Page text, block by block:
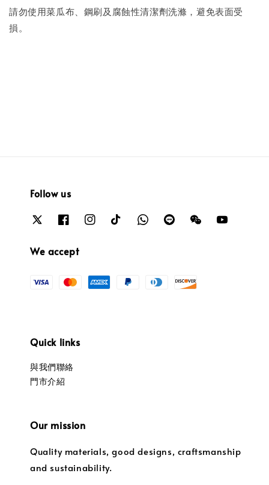
請勿使用菜瓜布、鋼刷及腐蝕性清潔劑洗滌，避免表面受
損。
Follow us
We accept
Quick links
與我們聯絡
門市介紹
Our mission
Quality materials, good designs, craftsmanship
and sustainability.